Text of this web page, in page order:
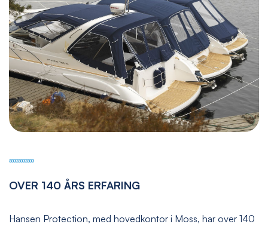
OVER 140 ÅRS ERFARING
Hansen Protection, med hovedkontor i Moss, har over 140